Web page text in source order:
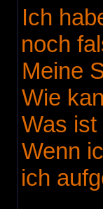
Ich
noch
Meine
Wie
Was ist
Wenn
ich